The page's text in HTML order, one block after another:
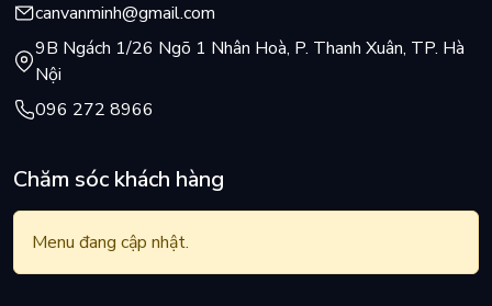
canvanminh@gmail.com
9B Ngách 1/26 Ngõ 1 Nhân Hoà, P. Thanh Xuân, TP. Hà
Nội
096 272 8966
Chăm sóc khách hàng
Menu đang cập nhật.